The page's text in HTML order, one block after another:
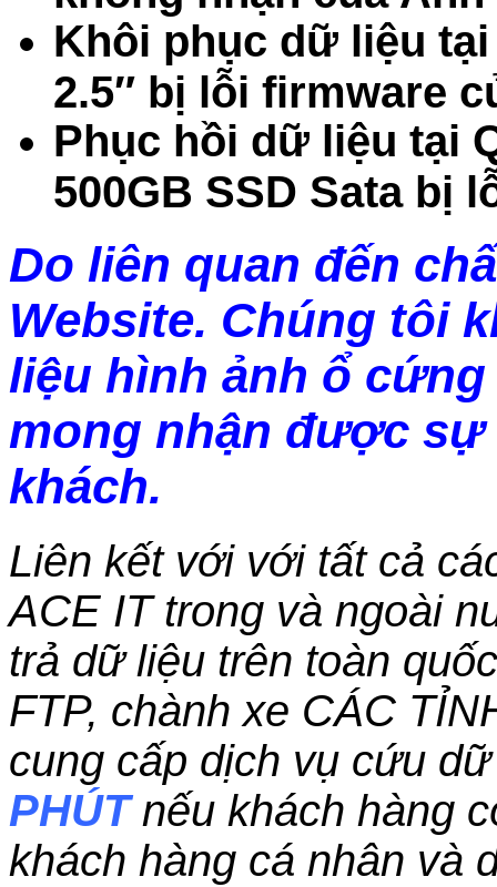
Khôi phục dữ liệu
2.5″ bị lỗi firmware
Phục hồi dữ liệu tại
500GB SSD Sata bị
Do liên quan đến
Website. Chúng tôi
liệu hình ảnh ổ
mong nhận được
khách.
Liên kết với với tất cả
ACE IT trong và ngoài
trả dữ liệu trên toàn
FTP, chành xe CÁC
cung cấp dịch vụ cứu
PHÚTnếu khách hàng
khách hàng cá nhân và